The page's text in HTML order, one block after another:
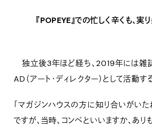
『POPEYE』での忙しく辛くも、実り
独立後3年ほど経ち、2019年には雑誌
AD（アート・ディレクター）として活動す
「マガジンハウスの方に知り合いがい
ですが、当時、コンペといいますか、あ